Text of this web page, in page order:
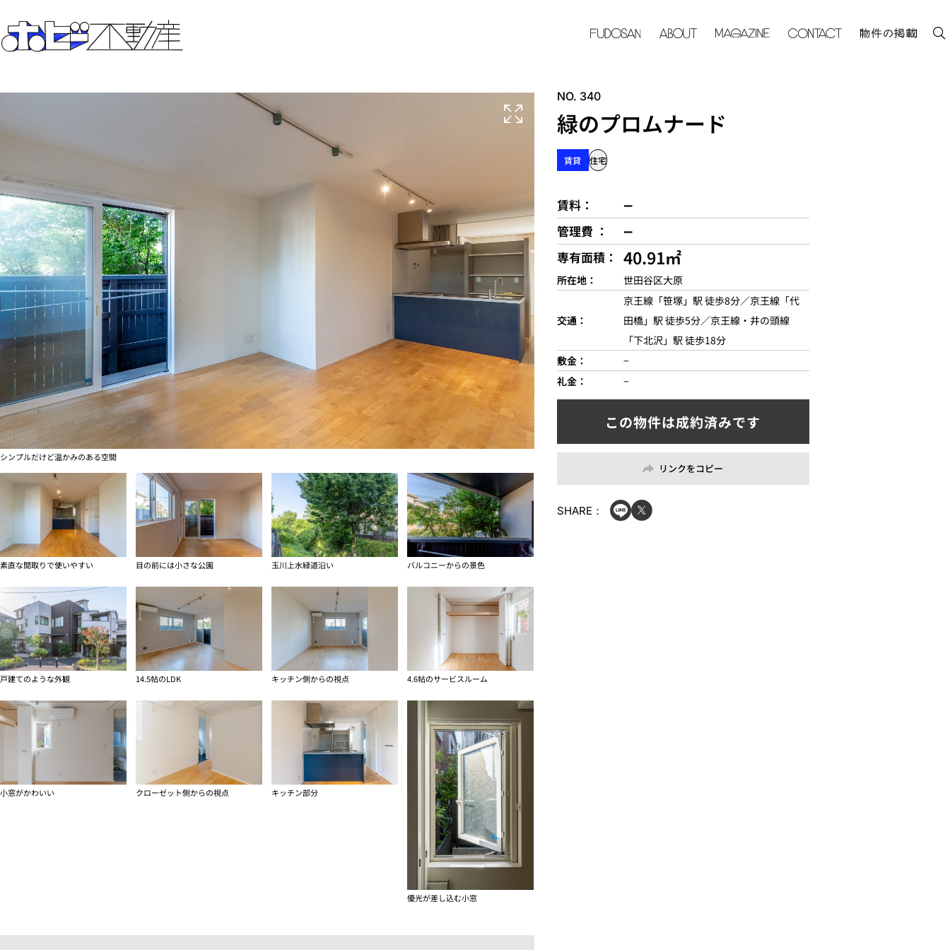
NO. 340
緑のプロムナード
賃貸 住宅
シンプルだけど温かみのある空間
素直な間取りで使いやすい 目の前には小さな公園 玉川上水緑道沿い バルコニーからの景色
戸建てのような外観 14.5帖のLDK キッチン側からの視点 4.6帖のサービスルーム
小窓がかわいい クローゼット側からの視点 キッチン部分
優光が差し込む小窓
賃料 −
管理費 −
専有面積 40.91㎡
所在地 世田谷区大原
交通
京王線「笹塚」駅 徒歩8分／京王線「代
田橋」駅 徒歩5分／京王線・井の頭線
「下北沢」駅 徒歩18分
敷金
−
礼金
−
リンクをコピー
SHARE：